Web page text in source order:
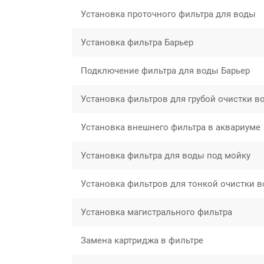
Установка проточного фильтра для воды
Установка фильтра Барьер
Подключение фильтра для воды Барьер
Установка фильтров для грубой очистки
Установка внешнего фильтра в аквариуме
Установка фильтра для воды под мойку
Установка фильтров для тонкой очистки
Установка магистрального фильтра
Замена картриджа в фильтре